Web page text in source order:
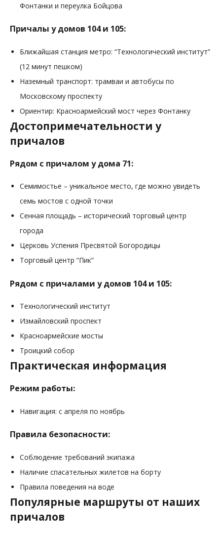
Фонтанки и переулка Бойцова
Причалы у домов 104 и 105:
Ближайшая станция метро: “Технологический институт”
(12 минут пешком)
Наземный транспорт: трамваи и автобусы по
Московскому проспекту
Ориентир: Красноармейский мост через Фонтанку
Достопримечательности у
причалов
Рядом с причалом у дома 71:
Семимостье – уникальное место, где можно увидеть
семь мостов с одной точки
Сенная площадь – исторический торговый центр
города
Церковь Успения Пресвятой Богородицы
Торговый центр “Пик”
Рядом с причалами у домов 104 и 105:
Технологический институт
Измайловский проспект
Красноармейские мосты
Троицкий собор
Практическая информация
Режим работы:
Навигация: с апреля по ноябрь
Правила безопасности:
Соблюдение требований экипажа
Наличие спасательных жилетов на борту
Правила поведения на воде
Популярные маршруты от наших
причалов